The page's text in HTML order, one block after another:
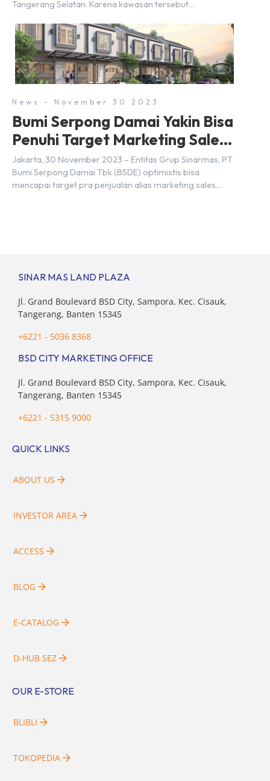
Tangerang Selatan. Karena kawasan tersebut
kita yang mengira kedua wilayah ini merupakan tempat
yang sama. Padahal anggapan tersebut kurang tepat.
Sebab Serpong dan BSD merupakan dua kawasan yang
berbeda. Berikut penjelasannya. Baca Juga: […]
News - November 30 2023
Bumi Serpong Damai Yakin Bisa
Penuhi Target Marketing Sales
Tahun 2023
Jakarta, 30 November 2023 – Entitas Grup Sinarmas, PT
Bumi Serpong Damai Tbk (BSDE) optimistis bisa
mencapai target pra penjualan alias marketing sales
SINAR MAS LAND PLAZA
Jl. Grand Boulevard BSD City, Sampora, Kec. Cisauk,
Tangerang, Banten 15345
+6221 - 5036 8368
BSD CITY MARKETING OFFICE
Jl. Grand Boulevard BSD City, Sampora, Kec. Cisauk,
Tangerang, Banten 15345
+6221 - 5315 9000
QUICK LINKS
ABOUT US
INVESTOR AREA
ACCESS
BLOG
E-CATALOG
D-HUB SEZ
OUR E-STORE
BLIBLI
TOKOPEDIA